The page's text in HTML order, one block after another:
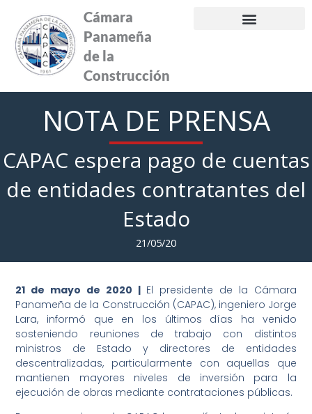
contenido
Cámara
Panameña
de la
Construcción
NOTA DE PRENSA
CAPAC espera pago de cuentas
de entidades contratantes del
Estado
21/05/20
21 de mayo de 2020 | El presidente de la Cámara
Panameña de la Construcción (CAPAC), ingeniero Jorge
Lara, informó que en los últimos días ha venido
sosteniendo reuniones de trabajo con distintos
ministros de Estado y directores de entidades
descentralizadas, particularmente con aquellas que
mantienen mayores niveles de inversión para la
ejecución de obras mediante contrataciones públicas.